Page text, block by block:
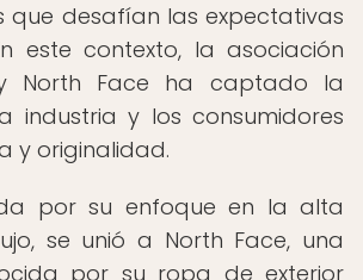
que desafían las expectativas
este contexto, la asociación
North Face ha captado la
industria y los consumidores
y originalidad.
por su enfoque en la alta
se unió a North Face, una
por su ropa de exterior